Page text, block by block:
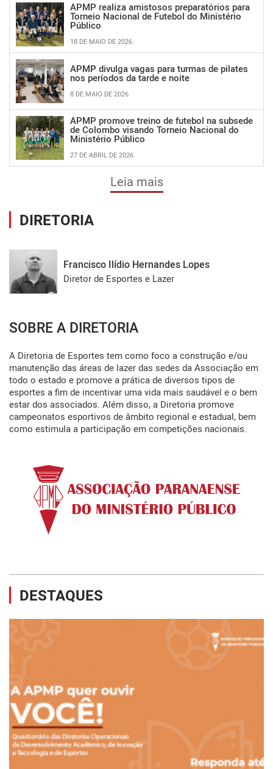
APMP realiza amistosos preparatórios para
Torneio Nacional de Futebol do Ministério
Público
18 DE MAIO DE 2026
APMP divulga vagas para turmas de pilates
nos períodos da tarde e noite
8 DE MAIO DE 2026
APMP promove treino de futebol na subsede
de Colombo visando Torneio Nacional do
Ministério Público
27 DE ABRIL DE 2026
Leia mais
DIRETORIA
Francisco Ilídio Hernandes Lopes
Diretor de Esportes e Lazer
SOBRE A DIRETORIA
A Diretoria de Esportes tem como foco a construção e/ou
manutenção das áreas de lazer das sedes da Associação em
todo o estado e promove a prática de diversos tipos de
esportes a fim de incentivar uma vida mais saudável e o bem
estar dos associados. Além disso, a Diretoria promove
campeonatos esportivos de âmbito regional e estadual, bem
como estimula a participação em competições nacionais.
DESTAQUES